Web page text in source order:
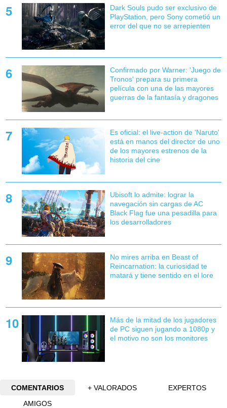
Dark Souls pudo ser exclusivo de
PlayStation, pero Sony cometió un
error del que no se arrepienten
Confirmado por Warner: 'Juego de
Tronos' prepara su primera
película con una de las mayores
guerras de la fantasía y dragones
Es oficial: el live-action de 'Naruto'
está en manos del director de uno
de los mayores estrenos de la
historia del cine
Ubisoft lo admite: lograr la
navegación sin cargas de AC
Black Flag fue una pesadilla para
los desarrolladores
No mires arriba en Beast of
Reincarnation: la curiosidad te
matará y tiene sentido en el lore
Más de la mitad de los jugadores
de PC siguen jugando a 1080p y
el motivo no son los monitores
COMENTARIOS + VALORADOS
EXPERTOS
AMIGOS